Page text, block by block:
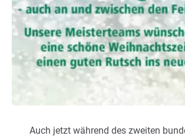
Filialen und Termin
Karriere
Auch jetzt während des zweiten